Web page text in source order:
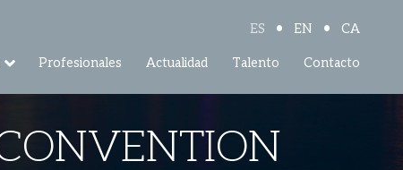
ES • EN • CA
Profesionales Actualidad Talento Contacto